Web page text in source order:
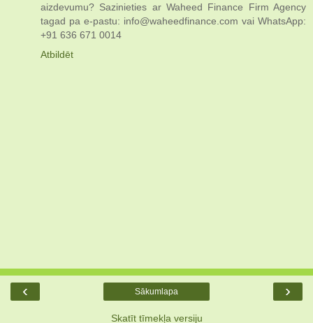
aizdevumu? Sazinieties ar Waheed Finance Firm Agency
tagad pa e-pastu: info@waheedfinance.com vai WhatsApp:
+91 636 671 0014
Atbildēt
‹ ›
Sākumlapa
Skatīt tīmekļa versiju